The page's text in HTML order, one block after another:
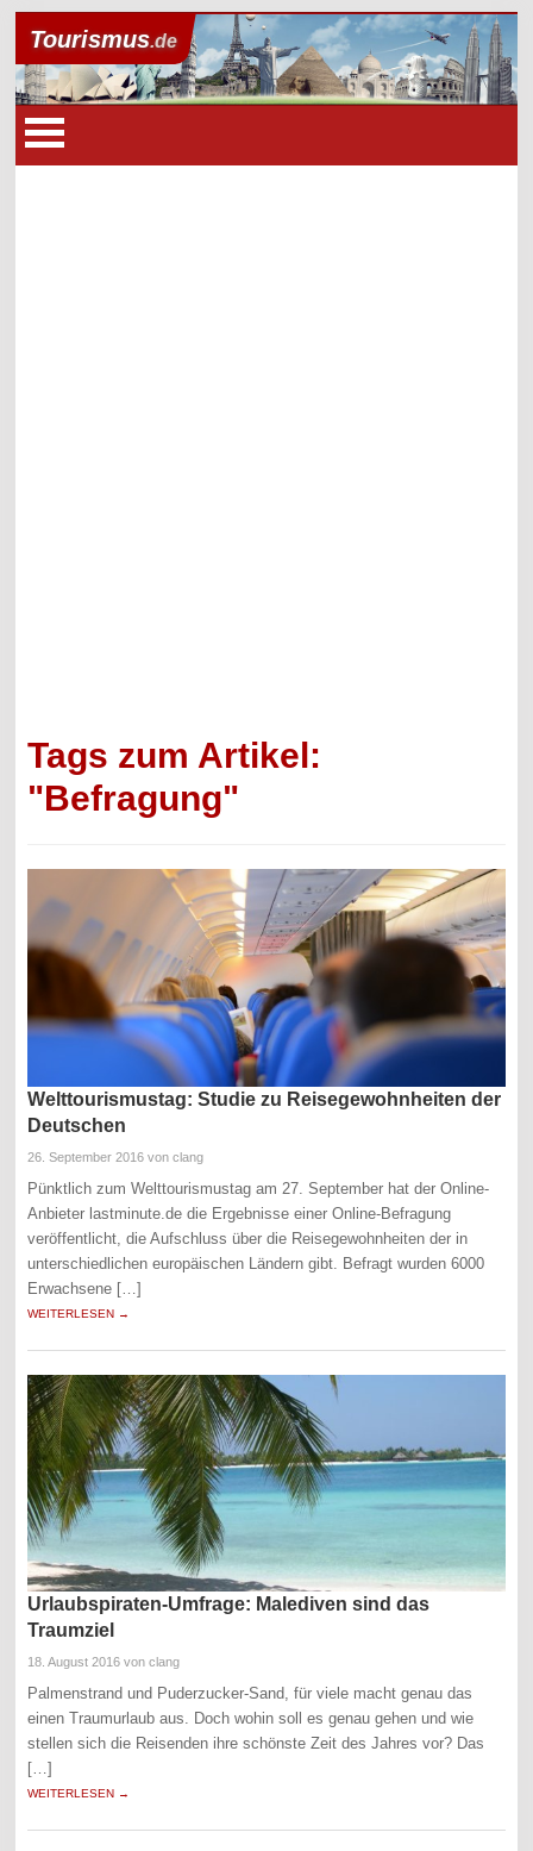
Tourismus.de
Tags zum Artikel:
"Befragung"
Welttourismustag: Studie zu Reisegewohnheiten der
Deutschen
26. September 2016 von clang
Pünktlich zum Welttourismustag am 27. September hat der Online-
Anbieter lastminute.de die Ergebnisse einer Online-Befragung
veröffentlicht, die Aufschluss über die Reisegewohnheiten der in
unterschiedlichen europäischen Ländern gibt. Befragt wurden 6000
Erwachsene […]
WEITERLESEN →
Urlaubspiraten-Umfrage: Malediven sind das
Traumziel
18. August 2016 von clang
Palmenstrand und Puderzucker-Sand, für viele macht genau das
einen Traumurlaub aus. Doch wohin soll es genau gehen und wie
stellen sich die Reisenden ihre schönste Zeit des Jahres vor? Das
[…]
WEITERLESEN →